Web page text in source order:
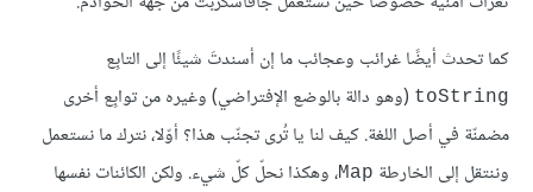
كما تحدث أيضًا غرائب وعجائب ما إن أسندتَ شيئًا إلى التابِع
toString (وهو دالة بالوضع الإفتراضي) وغيره من توابِع أخرى
مضمنّة في أصل اللغة. كيف لنا يا تُرى تجنّب هذا؟ أوّلا، نترك ما نستعمل
وننتقل إلى الخارطة Map، وهكذا نحلّ كلّ شيء. ولكن الكائنات نفسها